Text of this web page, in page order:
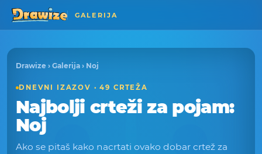
GALERIJA
Drawize › Galerija › Noj
DNEVNI IZAZOV · 49 CRTEŽA
Najbolji crteži za pojam:
Noj
Ako se pitaš kako nacrtati ovako dobar crtež za